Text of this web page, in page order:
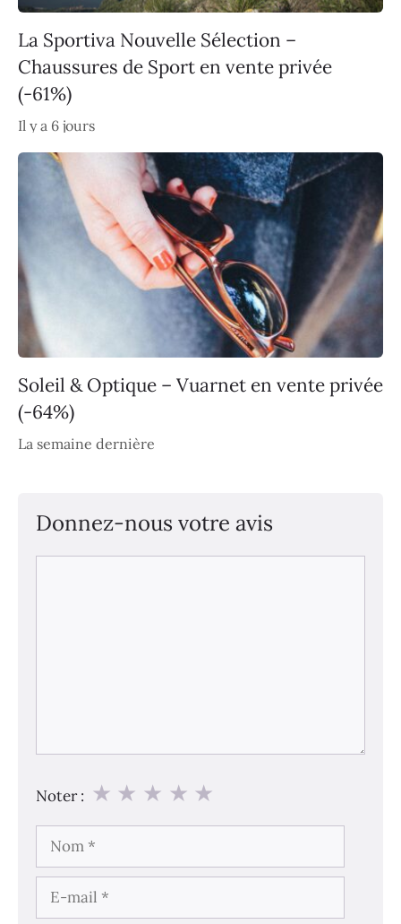
La Sportiva Nouvelle Sélection –
Chaussures de Sport en vente privée
(-61%)
Il y a 6 jours
Soleil & Optique – Vuarnet en vente privée
(-64%)
La semaine dernière
Donnez-nous votre avis
Noter : ★
★
★
★
★
mail